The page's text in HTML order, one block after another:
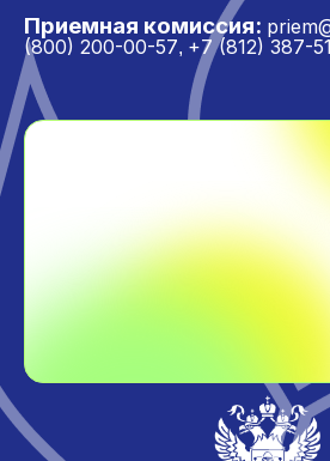
Приемная комиссия:
(800) 200-00-57, +7 (812) 387-